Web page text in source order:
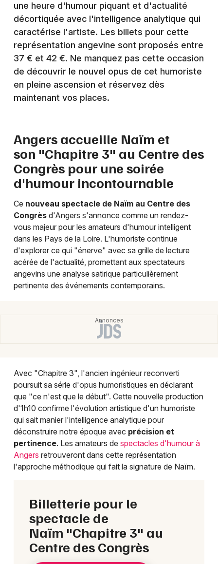
Sorties famille
Expos
Humour dans le Maine-et-Loire
Newsletter des sorties
Actus à Angers
Magazine à Angers
Mon email
Je m'abonne
Toulouse
Toutes les villes
une heure d'humour piquant et d'actualité
décortiquée avec l'intelligence analytique qui
caractérise l'artiste. Les billets pour cette
représentation angevine sont proposés entre
37 € et 42 €. Ne manquez pas cette occasion
de découvrir le nouvel opus de cet humoriste
en pleine ascension et réservez dès
maintenant vos places.
Angers accueille Naïm et
son "Chapitre 3" au Centre des
Congrès pour une soirée
d'humour incontournable
Ce nouveau spectacle de Naïm au Centre des
Congrès d'Angers s'annonce comme un rendez-
vous majeur pour les amateurs d'humour intelligent
dans les Pays de la Loire. L'humoriste continue
d'explorer ce qui "énerve" avec sa grille de lecture
acérée de l'actualité, promettant aux spectateurs
angevins une analyse satirique particulièrement
pertinente des événements contemporains.
Avec "Chapitre 3", l'ancien ingénieur reconverti
poursuit sa série d'opus humoristiques en déclarant
que "ce n'est que le début". Cette nouvelle production
d'1h10 confirme l'évolution artistique d'un humoriste
qui sait manier l'intelligence analytique pour
déconstruire notre époque avec précision et
pertinence. Les amateurs de spectacles d'humour à
Angers retrouveront dans cette représentation
l'approche méthodique qui fait la signature de Naïm.
Billetterie pour le
spectacle de
Naïm "Chapitre 3" au
Centre des Congrès